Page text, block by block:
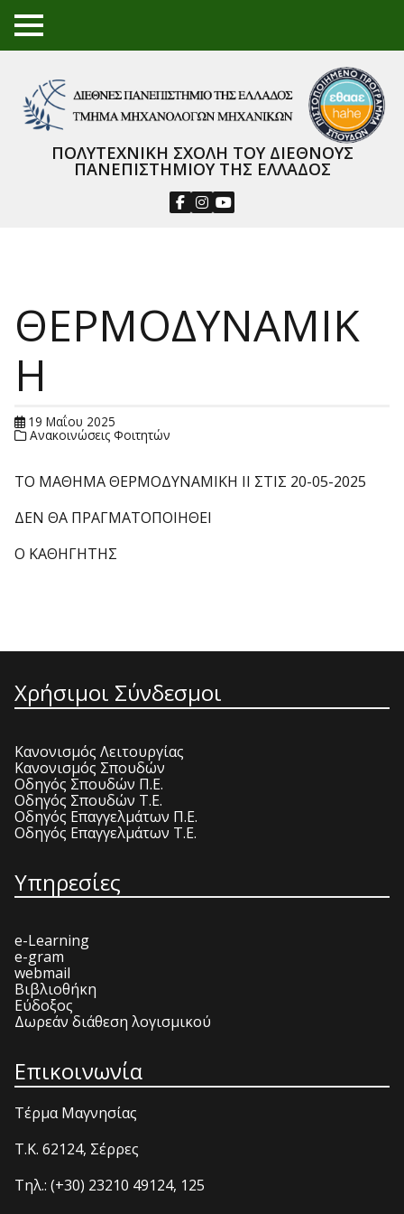
TO
GGL
NU
ΠΟΛΥΤΕΧΝΙΚΗ ΣΧΟΛΗ ΤΟΥ ΔΙΕΘΝΟΥΣ
ΠΑΝΕΠΙΣΤΗΜΙΟΥ ΤΗΣ ΕΛΛΑΔΟΣ
ΘΕΡΜΟΔΥΝΑΜΙΚ
Η
19 Μαΐου 2025
Ανακοινώσεις Φοιτητών
ΤΟ ΜΑΘΗΜΑ ΘΕΡΜΟΔΥΝΑΜΙΚΗ II ΣΤΙΣ 20-05-2025
ΔΕΝ ΘΑ ΠΡΑΓΜΑΤΟΠΟΙΗΘΕΙ
Ο ΚΑΘΗΓΗΤΗΣ
Χρήσιμοι Σύνδεσμοι
Κανονισμός Λειτουργίας
Κανονισμός Σπουδών
Οδηγός Σπουδών Π.Ε.
Οδηγός Σπουδών Τ.Ε.
Οδηγός Επαγγελμάτων Π.Ε.
Οδηγός Επαγγελμάτων Τ.Ε.
Υπηρεσίες
e-Learning
e-gram
webmail
Βιβλιοθήκη
Εύδοξος
Δωρεάν διάθεση λογισμικού
Επικοινωνία
Τέρμα Μαγνησίας
T.K. 62124, Σέρρες
Τηλ.: (+30) 23210 49124, 125